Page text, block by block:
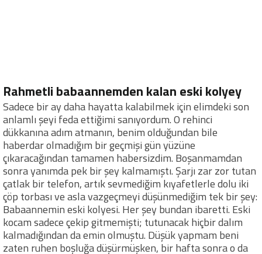
Rahmetli babaannemden kalan eski kolyey
Sadece bir ay daha hayatta kalabilmek için elimdeki son
anlamlı şeyi feda ettiğimi sanıyordum. O rehinci
dükkanına adım atmanın, benim olduğundan bile
haberdar olmadığım bir geçmişi gün yüzüne
çıkaracağından tamamen habersizdim. Boşanmamdan
sonra yanımda pek bir şey kalmamıştı. Şarjı zar zor tutan
çatlak bir telefon, artık sevmediğim kıyafetlerle dolu iki
çöp torbası ve asla vazgeçmeyi düşünmediğim tek bir şey:
Babaannemin eski kolyesi. Her şey bundan ibaretti. Eski
kocam sadece çekip gitmemişti; tutunacak hiçbir dalım
kalmadığından da emin olmuştu. Düşük yapmam beni
zaten ruhen boşluğa düşürmüşken, bir hafta sonra o da